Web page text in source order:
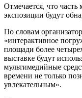
Отмечается, что
экспозиции будут
По словам
«интерактивное
площади более
выставке будут
мультимедийные
времени не только
увлекательным».